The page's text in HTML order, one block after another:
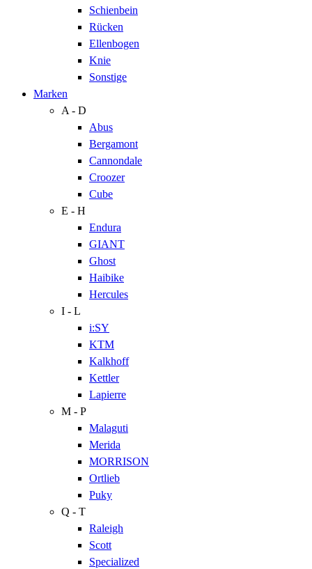
Schienbein
Rücken
Ellenbogen
Knie
Sonstige
Marken
A - D
Abus
Bergamont
Cannondale
Croozer
Cube
E - H
Endura
GIANT
Ghost
Haibike
Hercules
I - L
i:SY
KTM
Kalkhoff
Kettler
Lapierre
M - P
Malaguti
Merida
MORRISON
Ortlieb
Puky
Q - T
Raleigh
Scott
Specialized